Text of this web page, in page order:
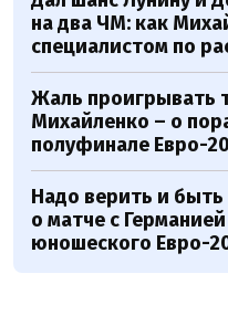
на два ЧМ: как
специалистом по
Жаль проигрывать
Михайленко – о
полуфинале Евро-
Надо верить и
о матче с
юношеского Евро-